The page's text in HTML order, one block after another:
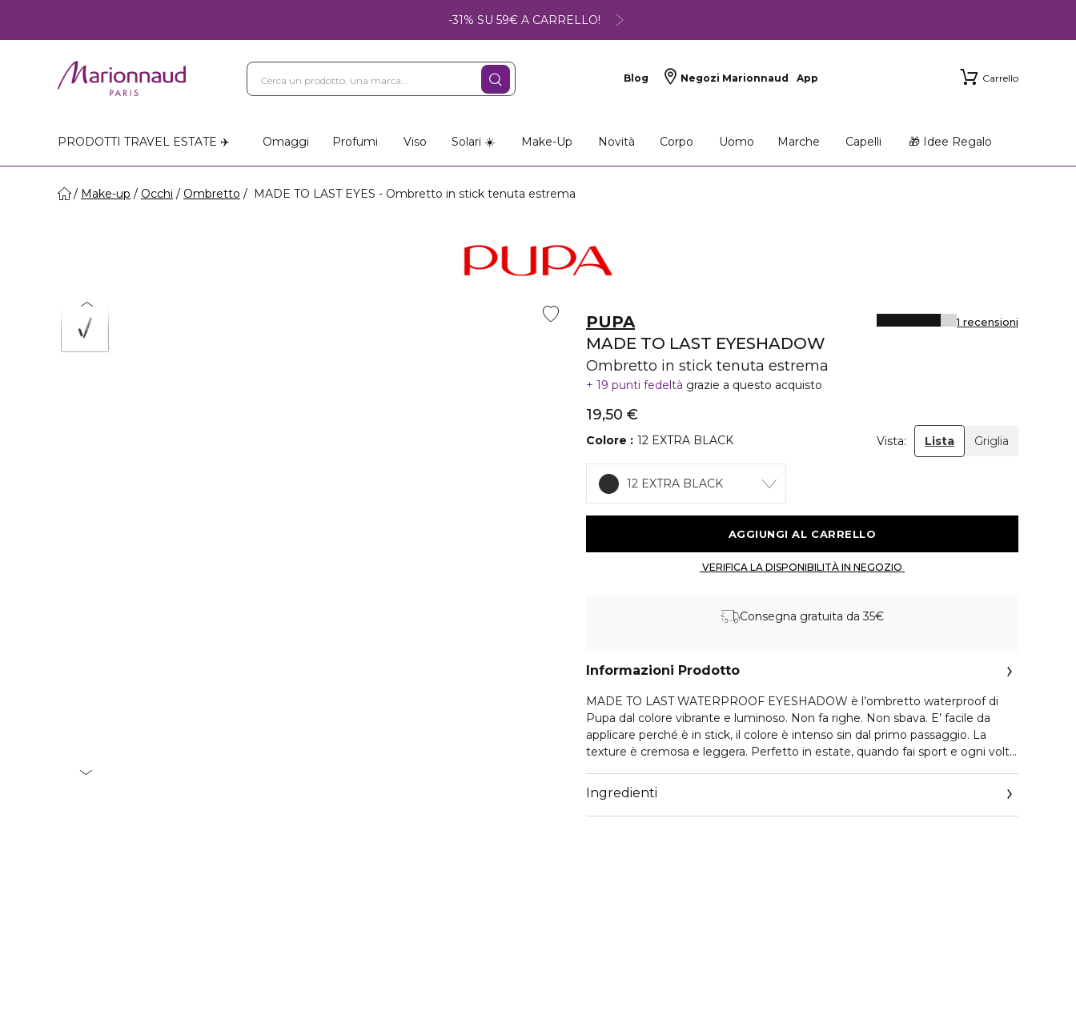
-31% SU 59€ A CARRELLO!
Blog Negozi Marionnaud App Carrello
PRODOTTI TRAVEL ESTATE ✈️ Omaggi Profumi Viso Solari ☀️ Make-Up Novità Corpo Uomo Marche Capelli 🎁 Idee Regalo
Make-up Occhi Ombretto MADE TO LAST EYES - Ombretto in stick tenuta estrema
PUPA
MADE TO LAST EYESHADOW
Ombretto in stick tenuta estrema
1 recensioni
19 punti fedeltà grazie a questo acquisto
19,50 €
Colore 12 EXTRA BLACK Vista: Lista Griglia
12 EXTRA BLACK
Consegna gratuita da 35€
Informazioni Prodotto
MADE TO LAST WATERPROOF EYESHADOW è l’ombretto waterproof di
Pupa dal colore vibrante e luminoso. Non fa righe. Non sbava. E’ facile da
applicare perché è in stick, il colore è intenso sin dal primo passaggio. La
texture è cremosa e leggera. Perfetto in estate, quando fai sport e ogni volta
panda!
Ingredienti